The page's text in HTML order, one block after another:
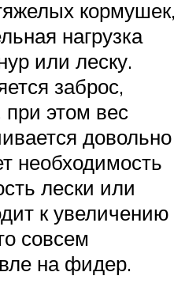
кормушек,
нагрузка
или леску.
заброс,
при этом вес
довольно
необходимость
лески или
к увеличению
совсем
на фидер.